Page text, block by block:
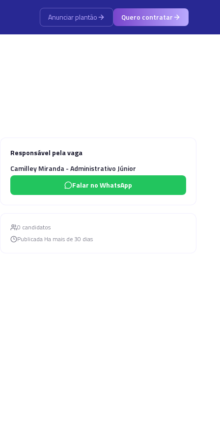
Anunciar plantão Quero contratar
Responsável pela vaga
Camilley Miranda - Administrativo Júnior
Falar no WhatsApp
0 candidatos
Publicada Ha mais de 30 dias